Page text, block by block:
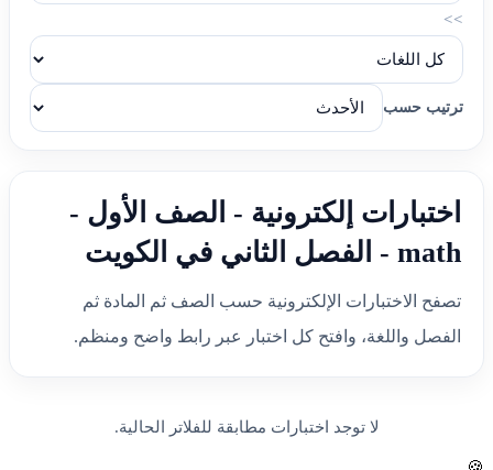
>>
ترتيب حسب
اختبارات إلكترونية - الصف الأول -
math - الفصل الثاني في الكويت
تصفح الاختبارات الإلكترونية حسب الصف ثم المادة ثم
الفصل واللغة، وافتح كل اختبار عبر رابط واضح ومنظم.
لا توجد اختبارات مطابقة للفلاتر الحالية.